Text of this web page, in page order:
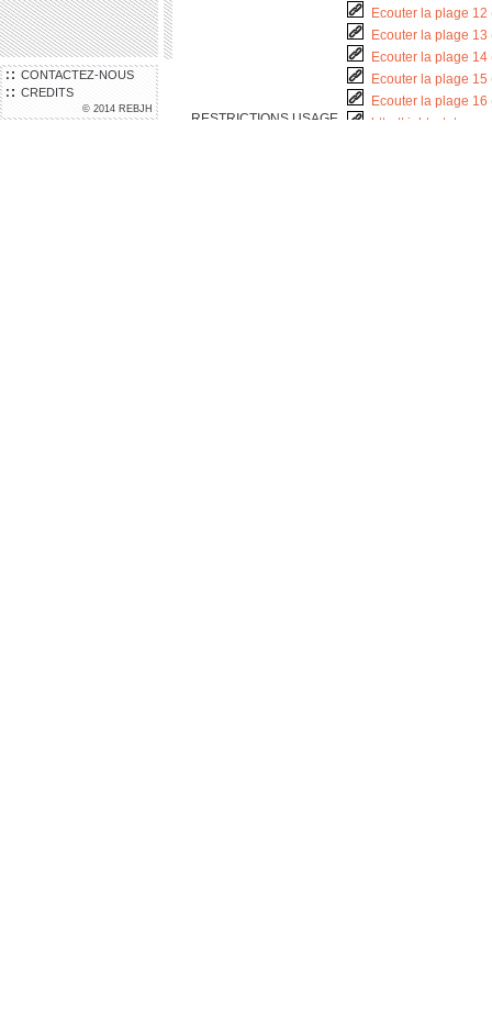
CONTACTEZ-NOUS
CREDITS
© 2014 REBJH
Ecouter la plage
Ecouter la plage
Ecouter la plage
Ecouter la plage
Ecouter la plage
RESTRICTIONS USAGE
http://